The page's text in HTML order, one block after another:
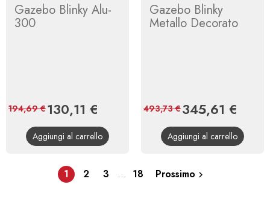
Gazebo Blinky Alu-
300
Prezzo
130,11 €
base
194,69 €
Aggiungi al carrello
Gazebo Blinky
Metallo Decorato
Prezzo
345,61 €
base
493,73 €
Aggiungi al carrello
1 2 3 … 18 Prossimo 